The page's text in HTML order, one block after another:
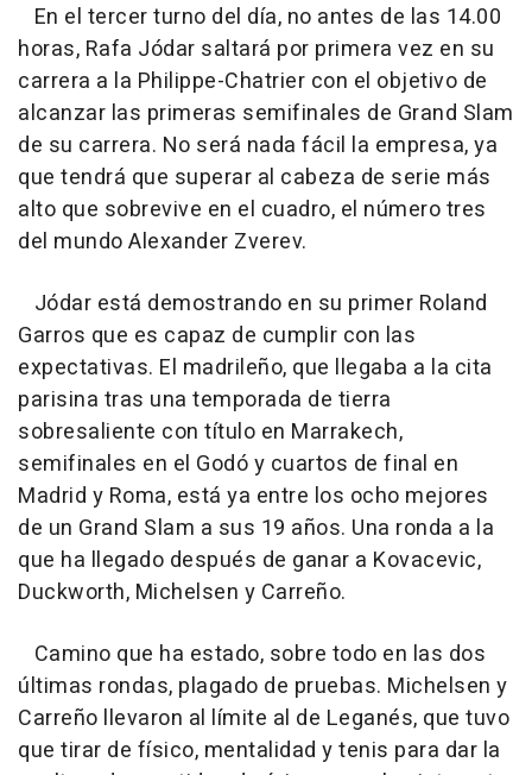
En el tercer turno del día, no antes de las 14.00
horas, Rafa Jódar saltará por primera vez en su
carrera a la Philippe-Chatrier con el objetivo de
alcanzar las primeras semifinales de Grand Slam
de su carrera. No será nada fácil la empresa, ya
que tendrá que superar al cabeza de serie más
alto que sobrevive en el cuadro, el número tres
del mundo Alexander Zverev.
Jódar está demostrando en su primer Roland
Garros que es capaz de cumplir con las
expectativas. El madrileño, que llegaba a la cita
parisina tras una temporada de tierra
sobresaliente con título en Marrakech,
semifinales en el Godó y cuartos de final en
Madrid y Roma, está ya entre los ocho mejores
de un Grand Slam a sus 19 años. Una ronda a la
que ha llegado después de ganar a Kovacevic,
Duckworth, Michelsen y Carreño.
Camino que ha estado, sobre todo en las dos
últimas rondas, plagado de pruebas. Michelsen y
Carreño llevaron al límite al de Leganés, que tuvo
que tirar de físico, mentalidad y tenis para dar la